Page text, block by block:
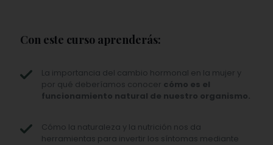
Con este curso aprenderás:
La importancia del cambio hormonal en la mujer y
por qué deberíamos conocer cómo es el
funcionamiento natural de nuestro organismo.
Cómo la naturaleza y la nutrición nos da
herramientas para invertir los síntomas mediante